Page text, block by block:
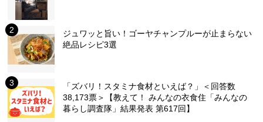
ジュワッと旨い！ゴーヤチャンプルーが止まらない
絶品レシピ3選
「ズバリ！スタミナ食材といえば？」＜回答数
38,173票＞【教えて！ みんなの衣食住「みんなの
暮らし調査隊」結果発表 第617回】